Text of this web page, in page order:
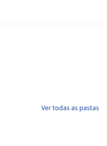
Ver todas as pastas